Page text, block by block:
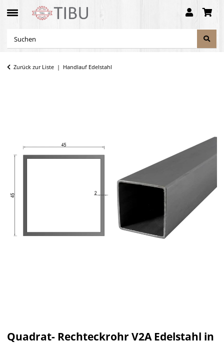
Zurück zur Liste Handlauf Edelstahl
Quadrat- Rechteckrohr V2A Edelstahl in